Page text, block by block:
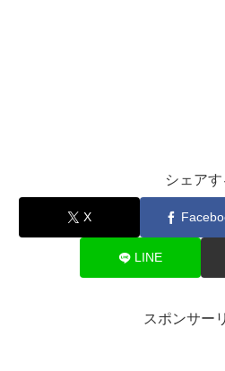
シェアす
X
LINE
スポンサー